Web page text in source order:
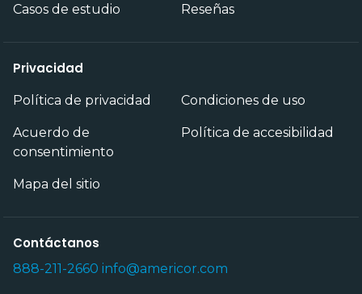
Casos de estudio Reseñas
Privacidad
Política de privacidad Condiciones de uso
Acuerdo de
consentimiento
Política de accesibilidad
Mapa del sitio
Contáctanos
888-211-2660 info@americor.com